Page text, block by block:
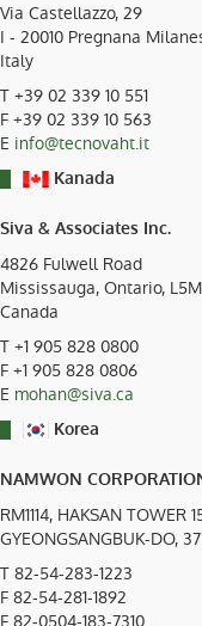
Via Castellazzo, 29
I - 20010 Pregnana
Italy
T +39 02 339 10 551
F +39 02 339 10 563
E info@tecnovaht.it
Kanada
Siva & Associates Inc.
4826 Fulwell Road
Mississauga, Ontario,
Canada
T +1 905 828 0800
F +1 905 828 0806
E mohan@siva.ca
Korea
NAMWON
RM1114, HAKSAN TOWER
GYEONGSANGBUK-DO,
T 82-54-283-1223
F 82-54-281-1892